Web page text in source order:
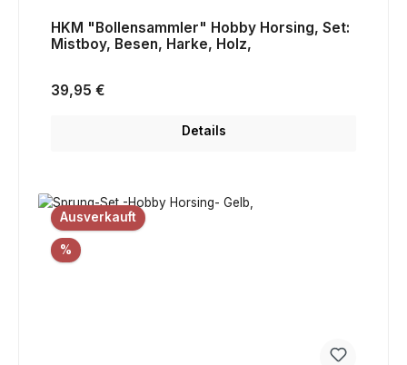
HKM "Bollensammler" Hobby Horsing, Set:
Mistboy, Besen, Harke, Holz,
Regulärer Preis:
39,95 €
Details
Ausverkauft
%Rabatt